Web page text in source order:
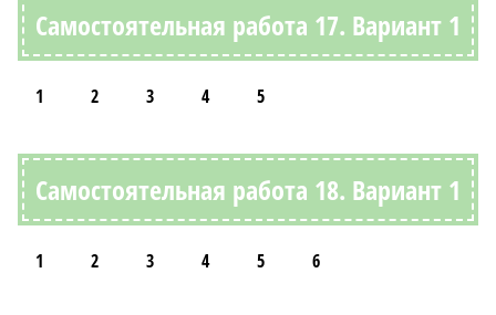
Самостоятельная работа 17. Вариант 1
1 2 3 4 5
Самостоятельная работа 18. Вариант 1
1 2 3 4 5 6